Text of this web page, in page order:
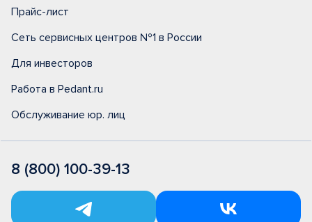
Прайс-лист
Сеть сервисных центров №1 в России
Для инвесторов
Работа в Pedant.ru
Обслуживание юр. лиц
8 (800) 100-39-13